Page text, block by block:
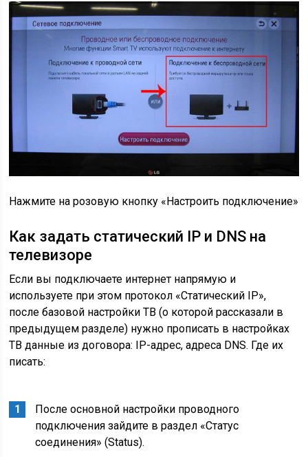
Нажмите на розовую кнопку «Настроить подключение»
Как задать статический IP и DNS на
телевизоре
Если вы подключаете интернет напрямую и
используете при этом протокол «Статический IP»,
после базовой настройки ТВ (о которой рассказали в
предыдущем разделе) нужно прописать в настройках
ТВ данные из договора: IP-адрес, адреса DNS. Где их
писать:
После основной настройки проводного
подключения зайдите в раздел «Статус
соединения» (Status).